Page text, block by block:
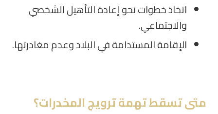
اتخاذ خطوات نحو إعادة التأهيل الشخصي
والاجتماعي.
الإقامة المستدامة في البلاد وعدم مغادرتها.
متى تسقط تهمة ترويج المخدرات؟